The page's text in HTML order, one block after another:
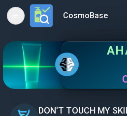
Open main menuCosmoBase
DON'T TOUCH MY